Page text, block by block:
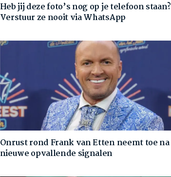
Heb jij deze foto’s nog op je telefoon staan?
Verstuur ze nooit via WhatsApp
Onrust rond Frank van Etten neemt toe na
nieuwe opvallende signalen